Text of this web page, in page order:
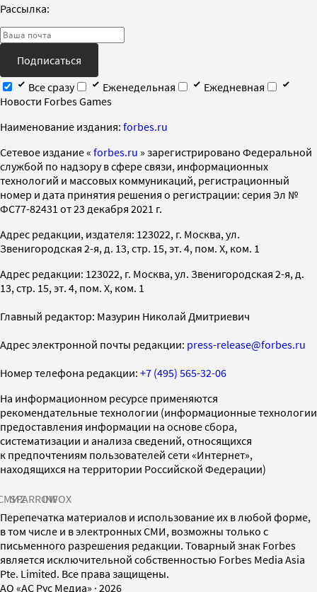
Рассылка:
Подписаться
Все сразу
Еженедельная
Ежедневная
Новости Forbes Games
Наименование издания: forbes.ru
Cетевое издание « forbes.ru » зарегистрировано Федеральной
службой по надзору в сфере связи, информационных
технологий и массовых коммуникаций, регистрационный
номер и дата принятия решения о регистрации: серия Эл №
ФС77-82431 от 23 декабря 2021 г.
Адрес редакции, издателя: 123022, г. Москва, ул.
Звенигородская 2-я, д. 13, стр. 15, эт. 4, пом. X, ком. 1
Адрес редакции: 123022, г. Москва, ул. Звенигородская 2-я, д.
13, стр. 15, эт. 4, пом. X, ком. 1
Главный редактор: Мазурин Николай Дмитриевич
Адрес электронной почты редакции: press-release@forbes.ru
Номер телефона редакции: +7 (495) 565-32-06
На информационном ресурсе применяются
рекомендательные технологии (информационные технологии
предоставления информации на основе сбора,
систематизации и анализа сведений, относящихся
к предпочтениям пользователей сети «Интернет»,
находящихся на территории Российской Федерации)
SPARROWINFOX
Перепечатка материалов и использование их в любой форме,
в том числе и в электронных СМИ, возможны только с
письменного разрешения редакции. Товарный знак Forbes
является исключительной собственностью Forbes Media Asia
Pte. Limited. Все права защищены.
AO «АС Рус Медиа» · 2026